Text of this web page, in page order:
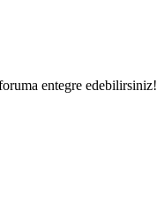
entegre edebilirsiniz!